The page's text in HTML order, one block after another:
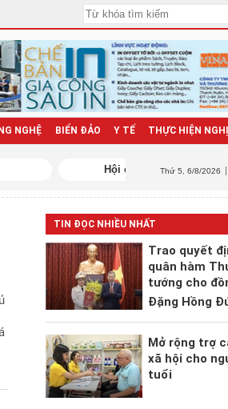
NGHỆ BIỂN ĐẢO Y TẾ THỰC HIỆN
Hội chợ Mùa Xuân 2026
Thứ 5 , 6/8/2026
TIN ĐỌC NHIỀU NHẤT
Trao quyết
quân hàm
tướng cho
Đặng Hồng
Mở rộng trợ
xã hội cho
tuổi